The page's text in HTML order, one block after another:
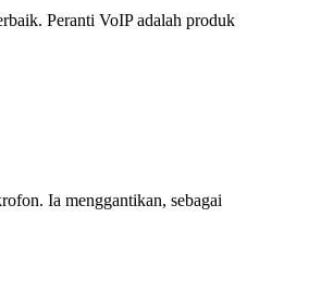
Peranti VoIP adalah produk
Ia menggantikan, sebagai